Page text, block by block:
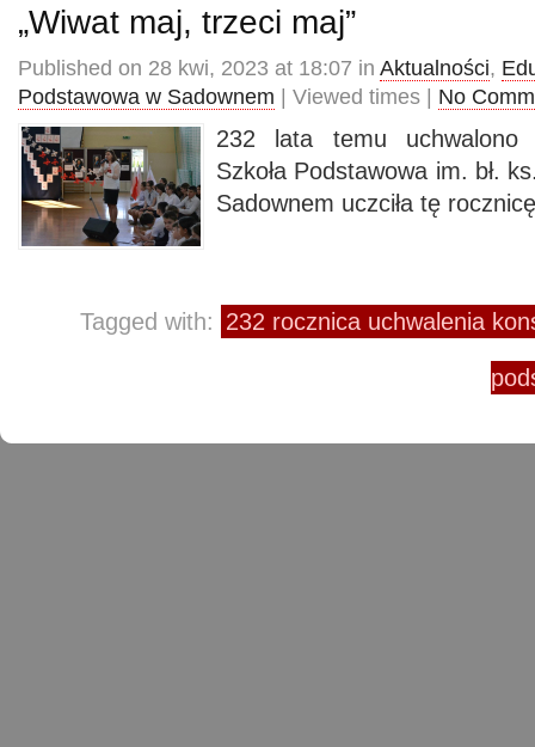
„Wiwat maj, trzeci maj”
Published on 28 kwi, 2023 at 18:07 in Aktualności,
Podstawowa w Sadownem | Viewed times | No
232 lata temu uchwalono
Szkoła Podstawowa im. bł.
Sadownem uczciła tę
Tagged with: 232 rocznica uchwalenia